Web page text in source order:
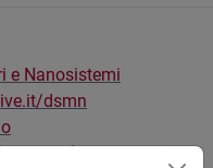
e Nanosistemi
dsmn
terra) / laboratorio